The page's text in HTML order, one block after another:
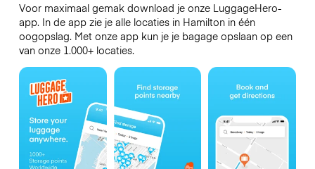
Voor maximaal gemak download je onze LuggageHero-
app. In de app zie je alle locaties in Hamilton in één
oogopslag. Met onze app kun je je bagage opslaan op een
van onze 1.000+ locaties.